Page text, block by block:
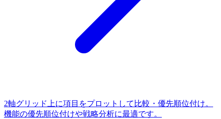
2軸グリッド上に項目をプロットして比較・優先順位付け。
機能の優先順位付けや戦略分析に最適です。